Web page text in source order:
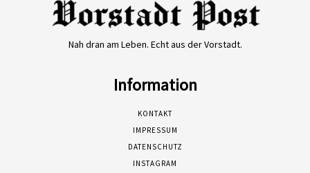
Nah dran am Leben. Echt aus der Vorstadt.
Information
KONTAKT
IMPRESSUM
DATENSCHUTZ
INSTAGRAM